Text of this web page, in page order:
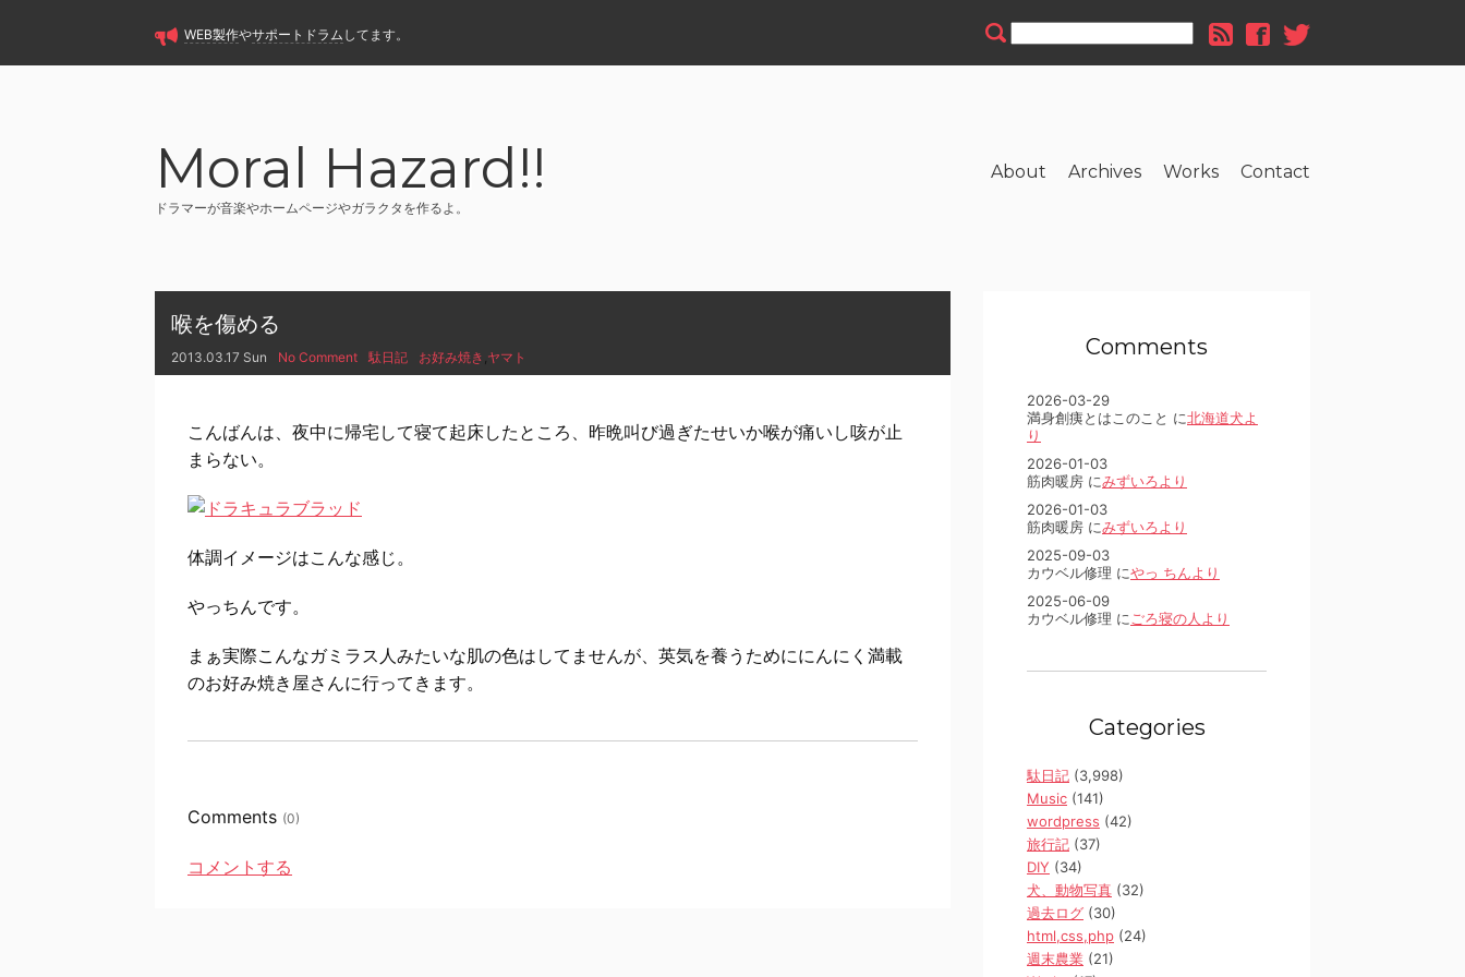
WEB製作やサポートドラム してます。
Moral Hazard!!
ドラマーが音楽やホームページやガラクタを作るよ。
About Archives Works Contact
喉を傷める
2013.03.17 Sun No Comment 駄日記 お好み焼き ,ヤマト
こんばんは、夜中に帰宅して寝て起床したところ、昨晩叫び過ぎたせいか喉が痛いし咳が止
まらない。
体調イメージはこんな感じ。
やっちんです。
まぁ実際こんなガミラス人みたいな肌の色はしてませんが、英気を養うためににんにく満載
のお好み焼き屋さんに行ってきます。
Comments (0)
コメントする
Comments
2026-03-29
満身創痍とはこのこと に北海道犬よ
り
2026-01-03
筋肉暖房 にみずいろより
2026-01-03
筋肉暖房 にみずいろより
2025-09-03
カウベル修理 にやっ ちんより
2025-06-09
カウベル修理 に ごろ寝の人より
Categories
駄日記 (3,998)
Music (141)
wordpress (42)
旅行記 (37)
DIY (34)
犬、動物写真 (32)
過去ログ (30)
html,css,php (24)
週末農業 (21)